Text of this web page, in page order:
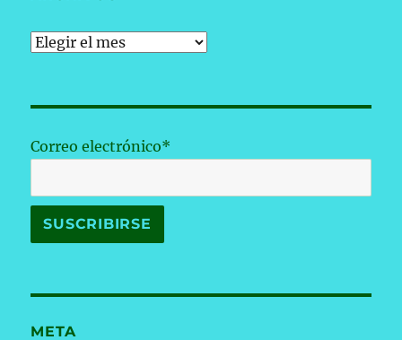
Archivos
Correo electrónico*
META